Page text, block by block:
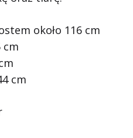
około 116 cm
cm
cm